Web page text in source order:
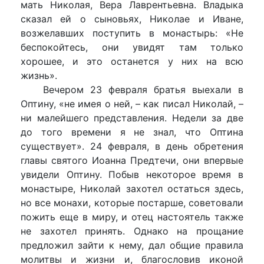
мать Николая, Вера Лаврентьевна. Владыка
сказал ей о сыновьях, Николае и Иване,
возжелавших поступить в монастырь: «Не
беспокойтесь, они увидят там только
хорошее, и это останется у них на всю
жизнь».
Вечером 23 февраля братья выехали в
Оптину, «не имея о ней, – как писал Николай, –
ни малейшего представления. Недели за две
до того времени я не знал, что Оптина
существует». 24 февраля, в день обретения
главы святого Иоанна Предтечи, они впервые
увидели Оптину. Побыв некоторое время в
монастыре, Николай захотел остаться здесь,
но все монахи, которые постарше, советовали
пожить еще в миру, и отец настоятель также
не захотел принять. Однако на прощание
предложил зайти к нему, дал общие правила
молитвы и жизни и, благословив иконой